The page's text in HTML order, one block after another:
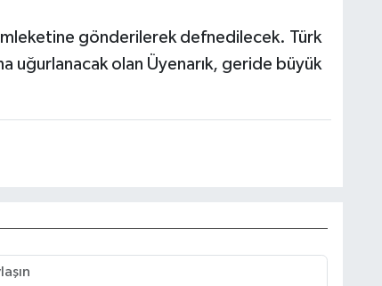
gönderilerek defnedilecek. Türk
uğurlanacak olan Üyenarık, geride büyük